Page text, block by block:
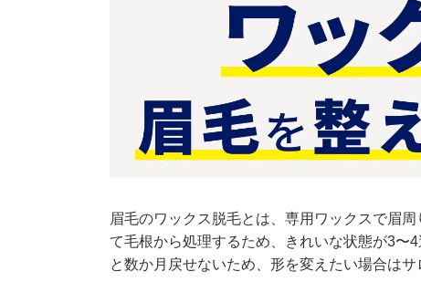
眉毛のワックス脱毛とは、専用ワックスで眉
て毛根から処理するため、きれいな状態が3〜
と数か月戻せないため、形を変えたい場合はサ